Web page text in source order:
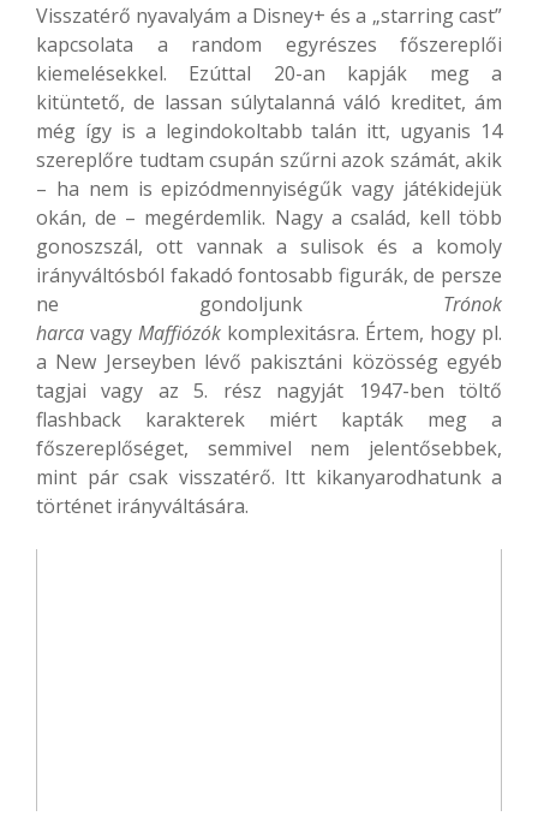
Visszatérő nyavalyám a Disney+ és a „starring cast”
kapcsolata a random egyrészes főszereplői
kiemelésekkel. Ezúttal 20-an kapják meg a
kitüntető, de lassan súlytalanná váló kreditet, ám
még így is a legindokoltabb talán itt, ugyanis 14
szereplőre tudtam csupán szűrni azok számát, akik
– ha nem is epizódmennyiségűk vagy játékidejük
okán, de – megérdemlik. Nagy a család, kell több
gonoszszál, ott vannak a sulisok és a komoly
irányváltósból fakadó fontosabb figurák, de persze
ne gondoljunk Trónok
harca vagy Maffiózók komplexitásra. Értem, hogy pl.
a New Jerseyben lévő pakisztáni közösség egyéb
tagjai vagy az 5. rész nagyját 1947-ben töltő
flashback karakterek miért kapták meg a
főszereplőséget, semmivel nem jelentősebbek,
mint pár csak visszatérő. Itt kikanyarodhatunk a
történet irányváltására.